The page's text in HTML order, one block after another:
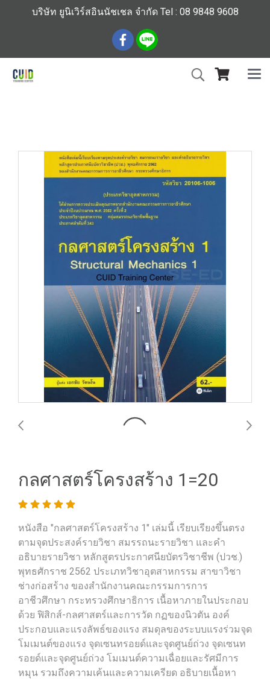
บริษัท ยูนิเวิร์สอินนัชเชล จำกัด Tel : 08 9848 9608
กลศาสตร์โครงสร้าง 1=20
หนังสือ "กลศาสตร์โครงสร้าง 1" เล่มนี้ เรียบเรียงขึ้นตรง
ตามจุดประสงค์รายวิชา สมรรถนะรายวิชา และคำ
อธิบายรายวิชา หลักสูตรประกาศนียบัตรวิชาชีพ (ปวช.)
พุทธศักราช 2562 ประเภทวิชาอุตสาหกรรม สาขาวิชา
ช่างก่อสร้าง ของสำนักงานคณะกรรมการการ
อาชีวศึกษา กระทรวงศึกษาธิการ เนื้อหาภายในประกอบ
ด้วย ฟิสิกส์-กลศาสตร์และการวัด กฏของนิวตัน องค์
ประกอบและแรงลัพธ์ของแรง สมดุลของระบบแรงร่วมจุด
โมเมนต์ของแรง จุดเซนทรอยด์และจุดศูนย์ถ่วง จุดเซนท
รอยด์และจุดศูนย์ถ่วง โมเมนต์ความเฉื่อยและรัศมีการ
หมุน รวมถึงความเค้นและความเครียด อธิบายเนื้อหา